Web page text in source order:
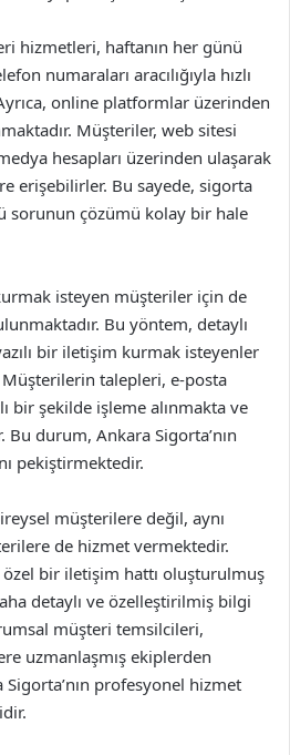
hizmetleri, haftanın her günü
numaraları aracılığıyla hızlı
online platformlar üzerinden
Müşteriler, web sitesi
hesapları üzerinden ulaşarak
erişebilirler. Bu sayede, sigorta
sorunun çözümü kolay bir hale
isteyen müşteriler için de
Bu yöntem, detaylı
bir iletişim kurmak isteyenler
Müşterilerin talepleri, e-posta
bir şekilde işleme alınmakta ve
Bu durum, Ankara Sigorta’nın
pekiştirmektedir.
müşterilere değil, aynı
de hizmet vermektedir.
bir iletişim hattı oluşturulmuş
detaylı ve özelleştirilmiş bilgi
müşteri temsilcileri,
uzmanlaşmış ekiplerden
profesyonel hizmet